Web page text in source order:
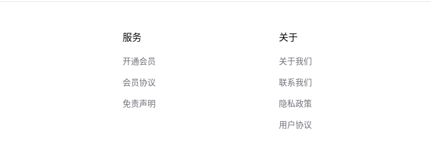
服务
开通会员
会员协议
免责声明
关于
关于我们
联系我们
隐私政策
用户协议